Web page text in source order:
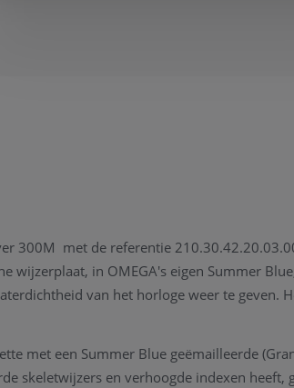
300M met de referentie
wijzerplaat, in OMEGA's eigen Summer
van het horloge weer te geven.
met een Summer Blue geëmailleerde
skeletwijzers en verhoogde indexen heeft,